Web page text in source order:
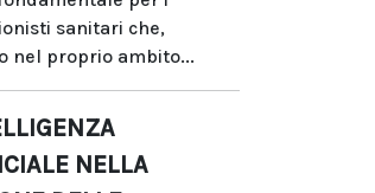
sanitari che,
nel proprio ambito...
NELLA